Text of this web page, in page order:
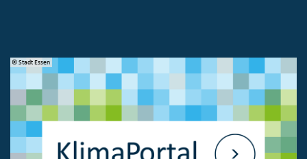
© Stadt Essen